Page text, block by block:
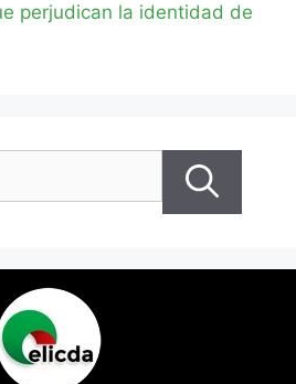
perjudican la identidad de